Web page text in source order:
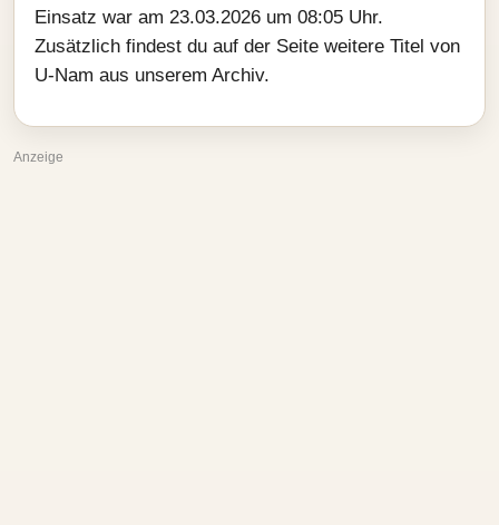
Einsatz war am 23.03.2026 um 08:05 Uhr.
Zusätzlich findest du auf der Seite weitere Titel von
U-Nam aus unserem Archiv.
Anzeige